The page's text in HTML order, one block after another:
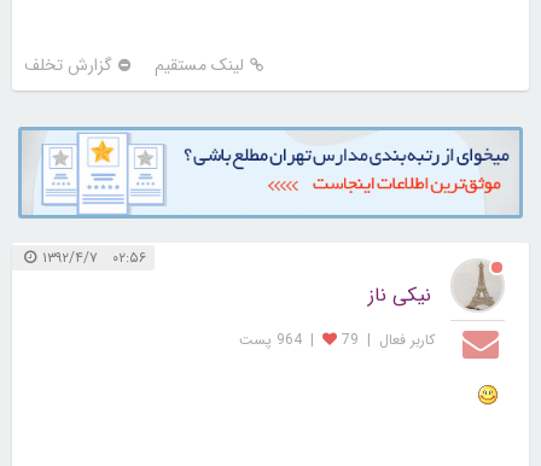
لینک مستقیم گزارش تخلف
۰۲:۵۶ ۱۳۹۲/۴/۷
نیکی ناز
کاربر فعال |
79
| 964 پست